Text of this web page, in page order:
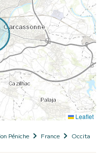
Leaflet
Péniche France Occitanie